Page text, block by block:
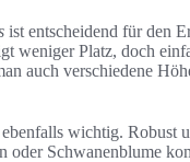
ist entscheidend für den
weniger Platz, doch
auch verschiedene
wichtig. Robust
oder Schwanenblume